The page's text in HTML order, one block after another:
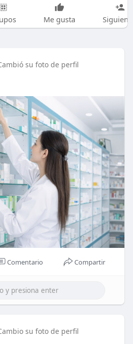
Me gusta
su foto de perfil
Comentario Compartir
su foto de perfil